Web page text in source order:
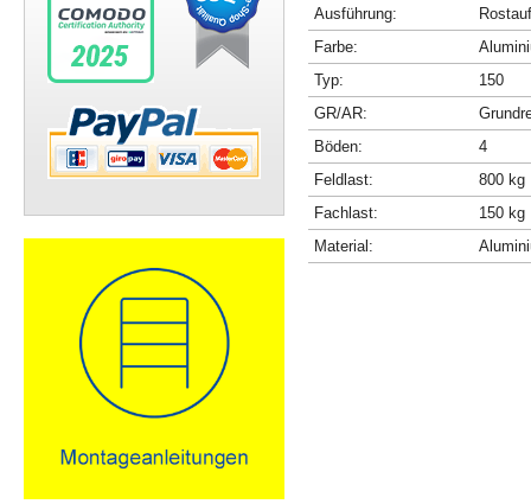
Ausführung:
Farbe:
Typ:
150
GR/AR:
Böden:
4
Feldlast:
800 kg
Fachlast:
150 kg
Material: